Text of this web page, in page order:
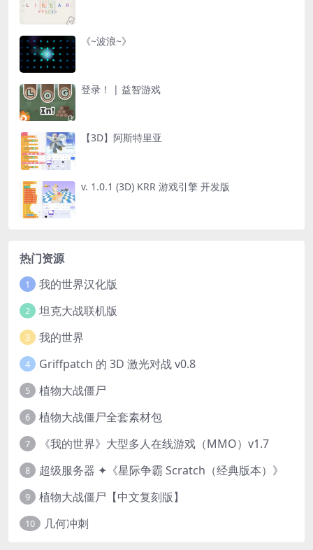
《~波浪~》
登录！ | 益智游戏
【3D】阿斯特里亚
v. 1.0.1 (3D) KRR 游戏引擎 开发版
热门资源
1 我的世界汉化版
2 坦克大战联机版
3 我的世界
4 Griffpatch 的 3D 激光对战 v0.8
5 植物大战僵尸
6 植物大战僵尸全套素材包
7 《我的世界》大型多人在线游戏（MMO）v1.7
8 超级服务器 ✦《星际争霸 Scratch（经典版本）》
9 植物大战僵尸【中文复刻版】
10 几何冲刺